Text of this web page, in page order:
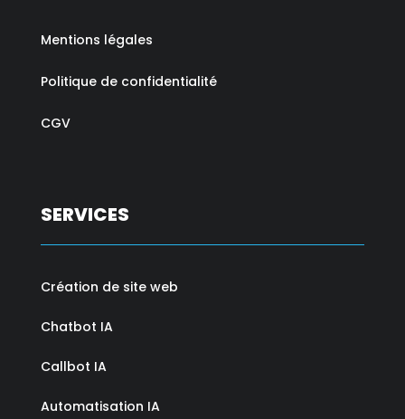
Mentions légales
Politique de confidentialité
CGV
SERVICES
Création de site web
Chatbot IA
Callbot IA
Automatisation IA